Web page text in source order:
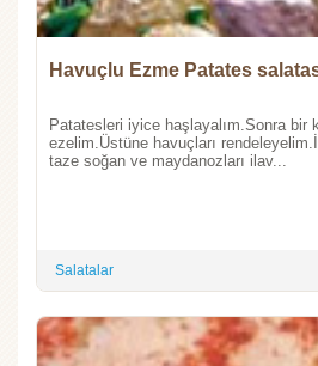
Havuçlu Ezme Patates
Patatesleri iyice haşlayalım.Sonra bir
ezelim.Üstüne havuçları
taze soğan ve maydanozları ilav...
Salatalar